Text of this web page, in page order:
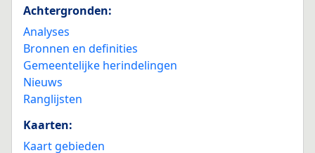
Achtergronden:
Analyses
Bronnen en definities
Gemeentelijke herindelingen
Nieuws
Ranglijsten
Kaarten:
Kaart gebieden